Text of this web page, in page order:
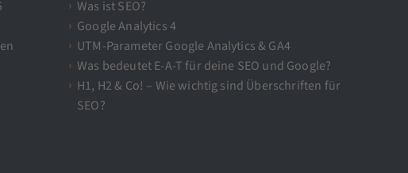
Was ist SEO?
Google Analytics 4
UTM-Parameter Google Analytics & GA4
Was bedeutet E-A-T für deine SEO und Google?
H1, H2 & Co! – Wie wichtig sind Überschriften für
SEO?